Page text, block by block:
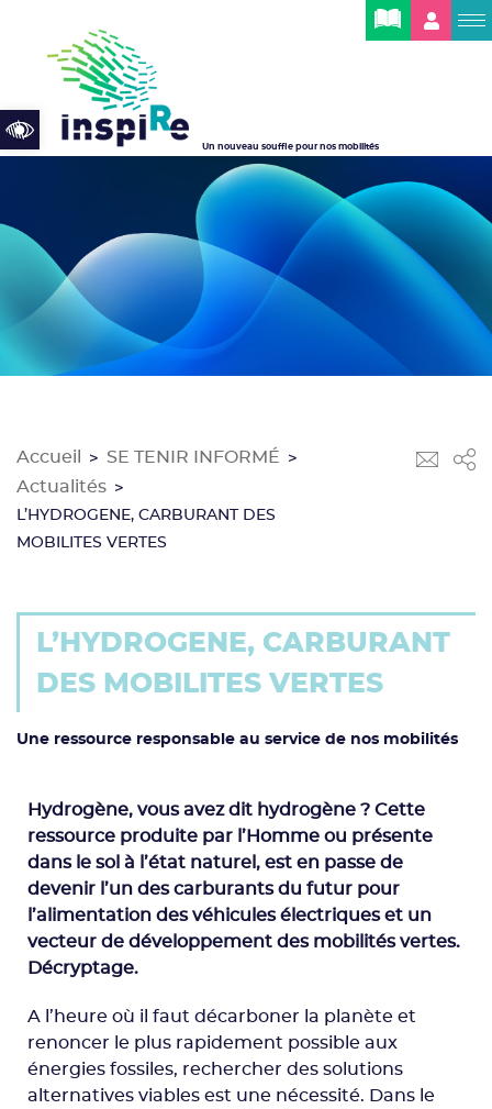
Open toolbar
Un nouveau souffle pour nos mobilités
Accueil > SE TENIR INFORMÉ >
Actualités >
L’HYDROGENE, CARBURANT DES
MOBILITES VERTES
L’HYDROGENE, CARBURANT
DES MOBILITES VERTES
Une ressource responsable au service de nos mobilités
Hydrogène, vous avez dit hydrogène ? Cette
ressource produite par l’Homme ou présente
dans le sol à l’état naturel, est en passe de
devenir l’un des carburants du futur pour
l’alimentation des véhicules électriques et un
vecteur de développement des mobilités vertes.
Décryptage.
A l’heure où il faut décarboner la planète et
renoncer le plus rapidement possible aux
énergies fossiles, rechercher des solutions
alternatives viables est une nécessité. Dans le